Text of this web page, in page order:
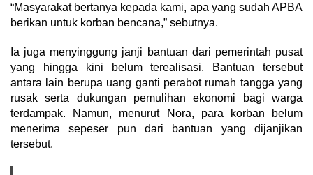
“Masyarakat bertanya kepada kami, apa yang sudah APBA
berikan untuk korban bencana,” sebutnya.
Ia juga menyinggung janji bantuan dari pemerintah pusat
yang hingga kini belum terealisasi. Bantuan tersebut
antara lain berupa uang ganti perabot rumah tangga yang
rusak serta dukungan pemulihan ekonomi bagi warga
terdampak. Namun, menurut Nora, para korban belum
menerima sepeser pun dari bantuan yang dijanjikan
tersebut.